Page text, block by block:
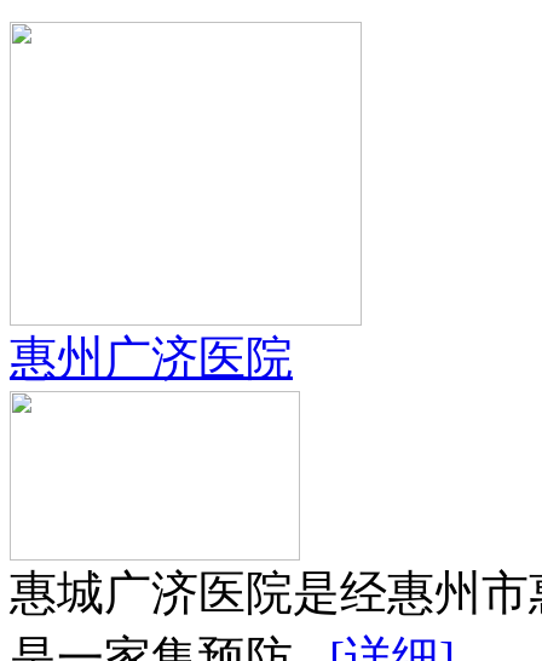
惠州广济医院
惠城广济医院是经惠州